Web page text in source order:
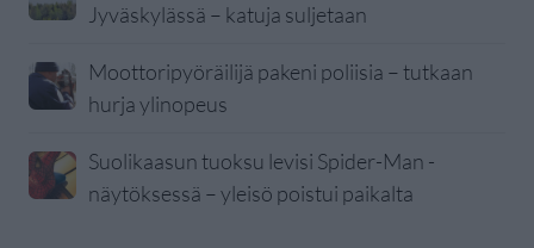
Jyväskylässä – katuja suljetaan
Moottoripyöräilijä pakeni poliisia – tutkaan
hurja ylinopeus
Suolikaasun tuoksu levisi Spider-Man -
näytöksessä – yleisö poistui paikalta